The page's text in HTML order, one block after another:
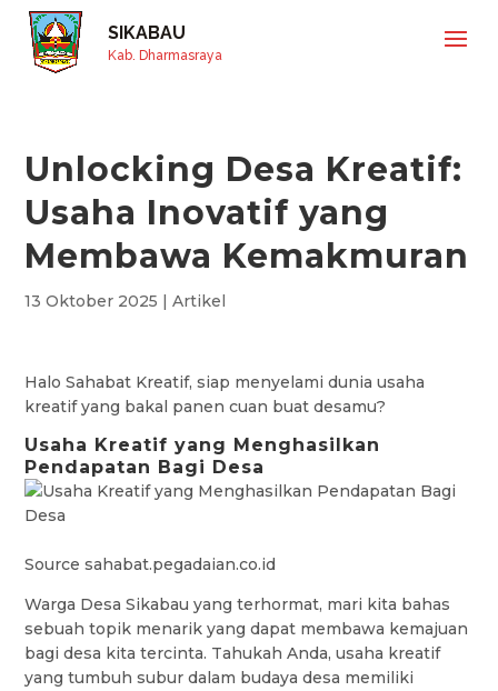
SIKABAU
Kab. Dharmasraya
Unlocking Desa Kreatif:
Usaha Inovatif yang
Membawa Kemakmuran
13 Oktober 2025 |Artikel
Halo Sahabat Kreatif, siap menyelami dunia usaha
kreatif yang bakal panen cuan buat desamu?
Usaha Kreatif yang Menghasilkan
Pendapatan Bagi Desa
Source sahabat.pegadaian.co.id
Warga Desa Sikabau yang terhormat, mari kita bahas
sebuah topik menarik yang dapat membawa kemajuan
bagi desa kita tercinta. Tahukah Anda, usaha kreatif
yang tumbuh subur dalam budaya desa memiliki